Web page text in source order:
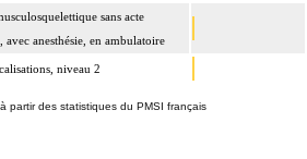
sans acte
anesthésie, en ambulatoire
niveau 2
partir des statistiques du PMSI français